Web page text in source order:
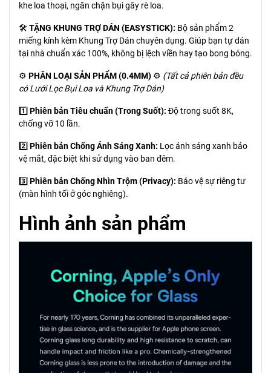
khe loa thoại, ngăn chặn bụi gây rè loa.
🛠️ TẶNG KHUNG TRỢ DÁN (EASYSTICK): Bộ sản phẩm 2
miếng kính kèm Khung Trợ Dán chuyên dụng. Giúp bạn tự dán
tại nhà chuẩn xác 100%, không bị lệch viền hay tạo bong bóng.
⚙️ PHÂN LOẠI SẢN PHẨM (0.4MM) ⚙️ (Tất cả phiên bản đều
có Lưới Lọc Bụi Loa và Khung Trợ Dán)
1️⃣ Phiên bản Tiêu chuẩn (Trong Suốt): Độ trong suốt 8K,
chống vỡ 10 lần.
2️⃣ Phiên bản Chống Ánh Sáng Xanh: Lọc ánh sáng xanh bảo
vệ mắt, đặc biệt khi sử dụng vào ban đêm.
3️⃣ Phiên bản Chống Nhìn Trộm (Privacy): Bảo vệ sự riêng tư
(màn hình tối ở góc nghiêng).
Hình ảnh sản phẩm